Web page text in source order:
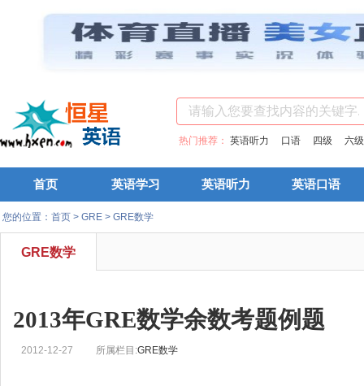
热门推荐： 英语听力 口语 四级 六级
首页 英语学习 英语听力 英语口语
您的位置： 首页 > GRE > GRE数学
GRE数学
2013年GRE数学余数考题例题
2012-12-27 所属栏目:GRE数学